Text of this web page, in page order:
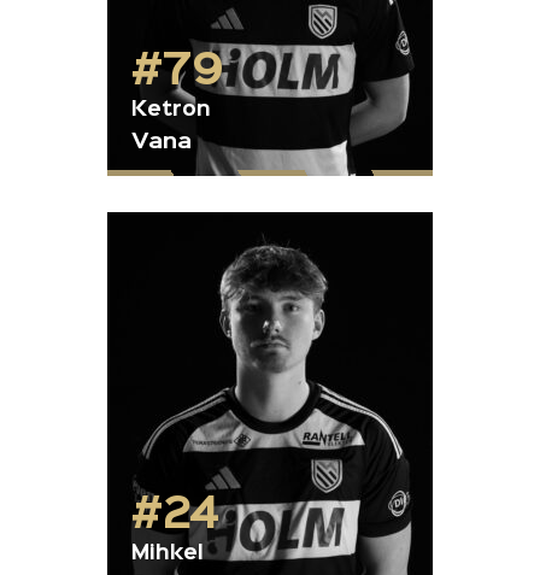
#79
Ketron
Vana
#24
Mihkel